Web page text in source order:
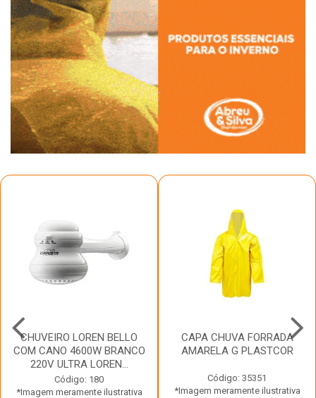
CHUVEIRO LOREN BELLO
COM CANO 4600W BRANCO
220V ULTRA LOREN...
Código: 180
*Imagem meramente ilustrativa
CAPA CHUVA FORRADA
AMARELA G PLASTCOR
Código: 35351
*Imagem meramente ilustrativa